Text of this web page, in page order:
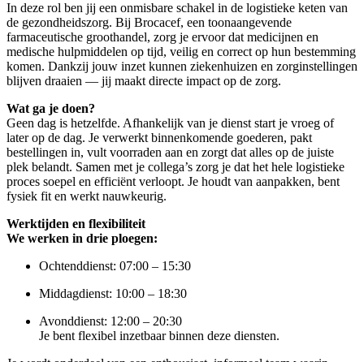
In deze rol ben jij een onmisbare schakel in de logistieke keten van
de gezondheidszorg. Bij Brocacef, een toonaangevende
farmaceutische groothandel, zorg je ervoor dat medicijnen en
medische hulpmiddelen op tijd, veilig en correct op hun bestemming
komen. Dankzij jouw inzet kunnen ziekenhuizen en zorginstellingen
blijven draaien — jij maakt directe impact op de zorg.
Wat ga je doen?
Geen dag is hetzelfde. Afhankelijk van je dienst start je vroeg of
later op de dag. Je verwerkt binnenkomende goederen, pakt
bestellingen in, vult voorraden aan en zorgt dat alles op de juiste
plek belandt. Samen met je collega’s zorg je dat het hele logistieke
proces soepel en efficiënt verloopt. Je houdt van aanpakken, bent
fysiek fit en werkt nauwkeurig.
Werktijden en flexibiliteit
We werken in drie ploegen:
Ochtenddienst: 07:00 – 15:30
Middagdienst: 10:00 – 18:30
Avonddienst: 12:00 – 20:30
Je bent flexibel inzetbaar binnen deze diensten.